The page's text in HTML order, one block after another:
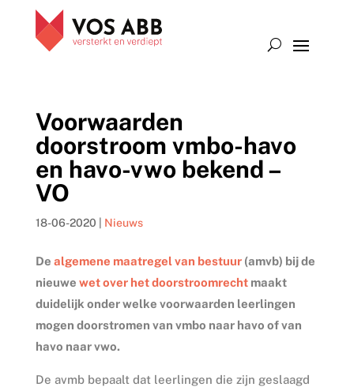
Voorwaarden
doorstroom vmbo-havo
en havo-vwo bekend –
VO
18-06-2020 Nieuws
De algemene maatregel van bestuur(amvb) bij de
nieuwe wet over het doorstroomrechtmaakt
duidelijk onder welke voorwaarden leerlingen
mogen doorstromen van vmbo naar havo of van
havo naar vwo.
De avmb bepaalt dat leerlingen die zijn geslaagd